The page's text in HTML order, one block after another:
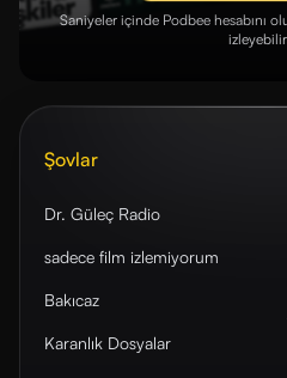
Saniyeler içinde Podbee hesabını
Şovlar
Dr. Güleç Radio
sadece film izlemiyorum
Bakıcaz
Karanlık Dosyalar